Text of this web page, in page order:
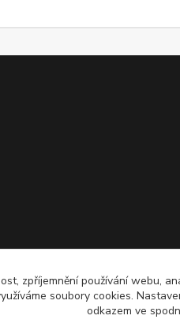
zpříjemnění používání webu,
soubory cookies.
odkazem ve